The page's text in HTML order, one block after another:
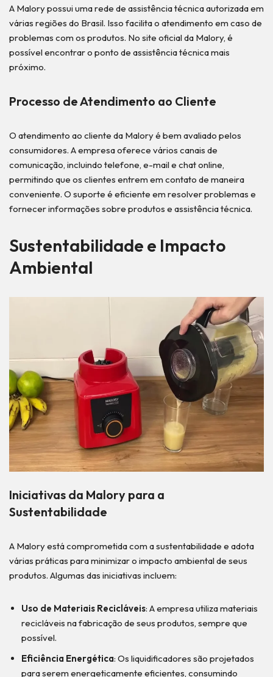
A Malory possui uma rede de assistência técnica autorizada em
várias regiões do Brasil. Isso facilita o atendimento em caso de
problemas com os produtos. No site oficial da Malory, é
possível encontrar o ponto de assistência técnica mais
próximo.
Processo de Atendimento ao Cliente
O atendimento ao cliente da Malory é bem avaliado pelos
consumidores. A empresa oferece vários canais de
comunicação, incluindo telefone, e-mail e chat online,
permitindo que os clientes entrem em contato de maneira
conveniente. O suporte é eficiente em resolver problemas e
fornecer informações sobre produtos e assistência técnica.
Sustentabilidade e Impacto
Ambiental
Iniciativas da Malory para a
Sustentabilidade
A Malory está comprometida com a sustentabilidade e adota
várias práticas para minimizar o impacto ambiental de seus
produtos. Algumas das iniciativas incluem:
Uso de Materiais Recicláveis: A empresa utiliza materiais
recicláveis na fabricação de seus produtos, sempre que
possível.
Eficiência Energética: Os liquidificadores são projetados
para serem energeticamente eficientes, consumindo